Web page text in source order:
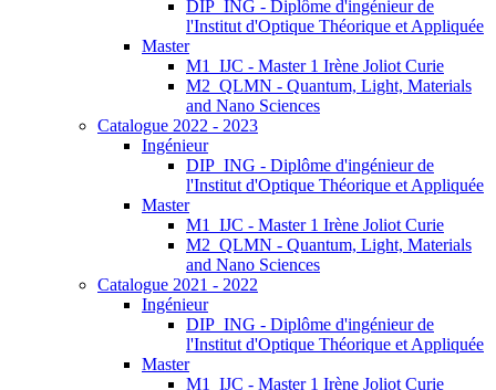
DIP_ING - Diplôme d'ingénieur de
l'Institut d'Optique Théorique et Appliquée
Master
M1_IJC - Master 1 Irène Joliot Curie
M2_QLMN - Quantum, Light, Materials
and Nano Sciences
Catalogue 2022 - 2023
Ingénieur
DIP_ING - Diplôme d'ingénieur de
l'Institut d'Optique Théorique et Appliquée
Master
M1_IJC - Master 1 Irène Joliot Curie
M2_QLMN - Quantum, Light, Materials
and Nano Sciences
Catalogue 2021 - 2022
Ingénieur
DIP_ING - Diplôme d'ingénieur de
l'Institut d'Optique Théorique et Appliquée
Master
M1_IJC - Master 1 Irène Joliot Curie